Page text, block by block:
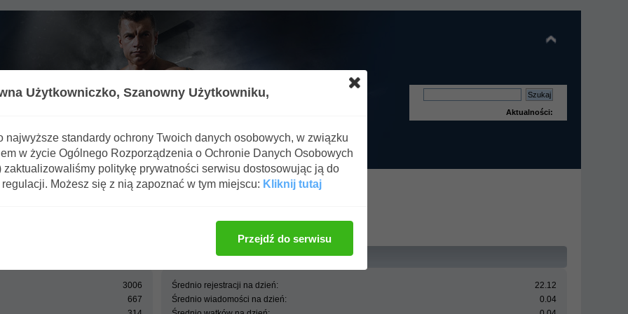
Aktualności:
ffbb.pl - Forum Fitness & BodyBuilding - Centrum statystyk
3006
667
Średnio rejestracji na dzień:
22.12
Średnio wiadomości na dzień:
0.04
Użytkowniczko, Szanowny Użytkowniku,
najwyższe standardy ochrony Twoich danych osobowych, w związku
w życie Ogólnego Rozporządzenia o Ochronie Danych Osobowych
zaktualizowaliśmy politykę prywatności serwisu dostosowując ją do
Możesz się z nią zapoznać w tym miejscu: Kliknij tutaj
Przejdź do serwisu